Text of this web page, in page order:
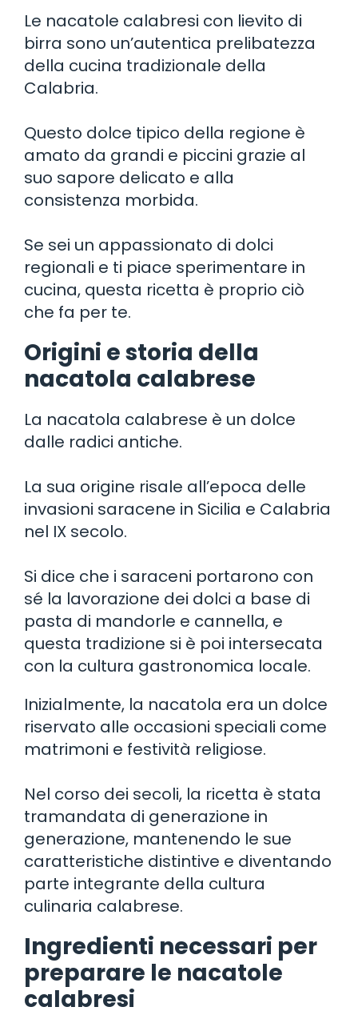
Le nacatole calabresi con lievito di
birra sono un’autentica prelibatezza
della cucina tradizionale della
Calabria.
Questo dolce tipico della regione è
amato da grandi e piccini grazie al
suo sapore delicato e alla
consistenza morbida.
Se sei un appassionato di dolci
regionali e ti piace sperimentare in
cucina, questa ricetta è proprio ciò
che fa per te.
Origini e storia della
nacatola calabrese
La nacatola calabrese è un dolce
dalle radici antiche.
La sua origine risale all’epoca delle
invasioni saracene in Sicilia e Calabria
nel IX secolo.
Si dice che i saraceni portarono con
sé la lavorazione dei dolci a base di
pasta di mandorle e cannella, e
questa tradizione si è poi intersecata
con la cultura gastronomica locale.
Inizialmente, la nacatola era un dolce
riservato alle occasioni speciali come
matrimoni e festività religiose.
Nel corso dei secoli, la ricetta è stata
tramandata di generazione in
generazione, mantenendo le sue
caratteristiche distintive e diventando
parte integrante della cultura
culinaria calabrese.
Ingredienti necessari per
preparare le nacatole
calabresi